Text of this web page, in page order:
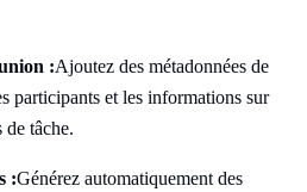
:Ajoutez des métadonnées de
participants et les informations sur
de tâche.
:Générez automatiquement des